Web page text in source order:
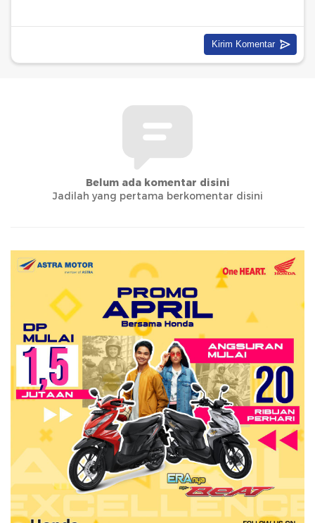
Belum ada komentar disini
Jadilah yang pertama berkomentar disini